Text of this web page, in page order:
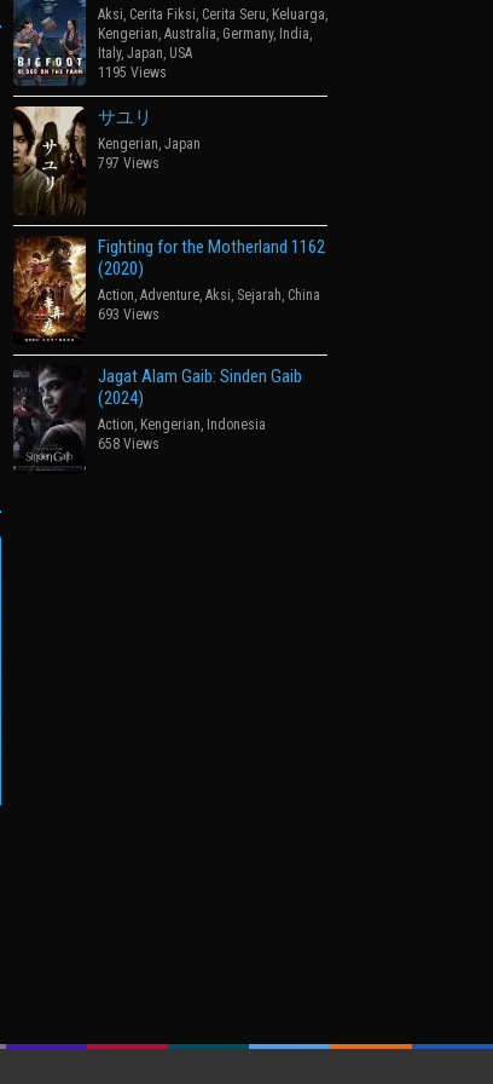
Aksi, Cerita Fiksi, Cerita Seru, Keluarga,
Kengerian, Australia, Germany, India,
Italy, Japan, USA
1195 Views
サユリ
Kengerian, Japan
797 Views
Fighting for the Motherland 1162
(2020)
Action, Adventure, Aksi, Sejarah, China
693 Views
Jagat Alam Gaib: Sinden Gaib
(2024)
Action, Kengerian, Indonesia
658 Views